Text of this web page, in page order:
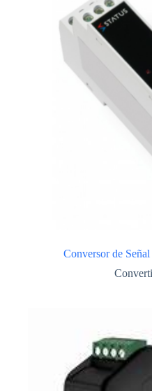
Conversor de